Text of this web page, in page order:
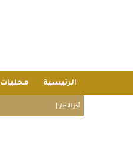
الرئيسية محليات
أخر الأخبار |